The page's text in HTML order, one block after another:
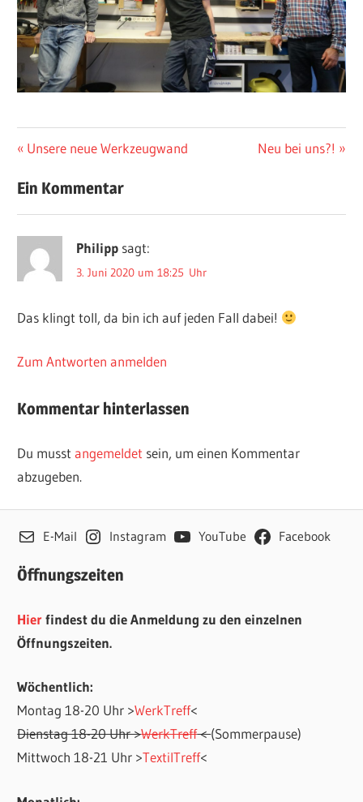
AKTUELLES
Beitragsnavigation
Vorheriger
Unsere neue Werkzeugwand
Nächster
Neu bei uns?!
Ein Kommentar
Philipp sagt:
3. Juni 2020 um 18:25 Uhr
Das klingt toll, da bin ich auf jeden Fall dabei!
Zum Antworten anmelden
Kommentar hinterlassen
Du musstangemeldet sein, um einen Kommentar
abzugeben.
E-Mail Instagram YouTube Facebook
Öffnungszeiten
Hierfindest du die Anmeldung zu den einzelnen
Öffnungszeiten.
Wöchentlich:
Montag 18-20 Uhr >WerkTreff<
Dienstag 18-20 Uhr >WerkTreff<(Sommerpause)
Mittwoch 18-21 Uhr >TextilTreff<